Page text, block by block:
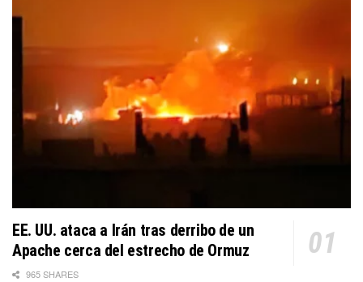
EE. UU. ataca a Irán tras derribo de un
Apache cerca del estrecho de Ormuz
965 SHARES